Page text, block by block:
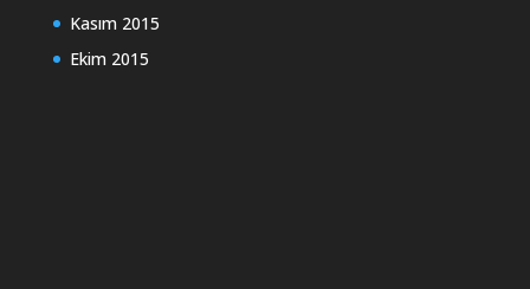
Kasım 2015
Ekim 2015